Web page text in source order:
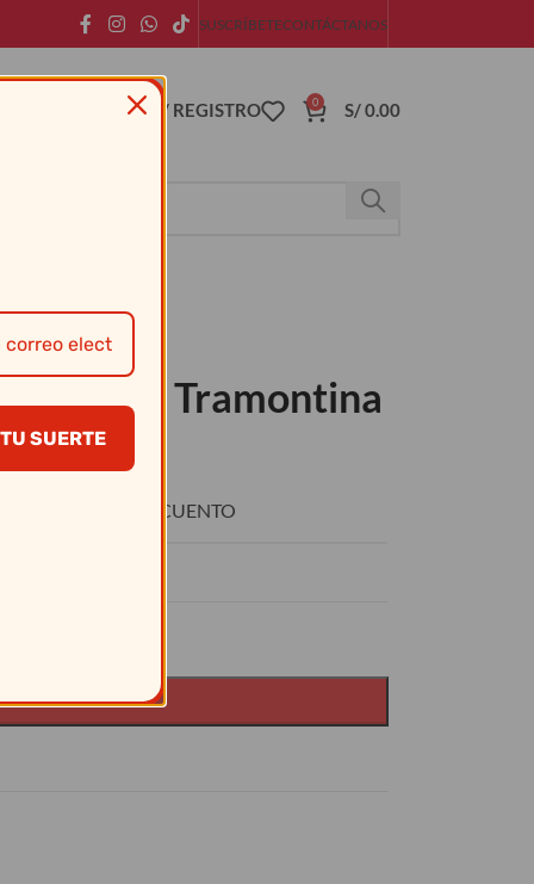
SUSCRÍBETECONTÁCTANOS
ACCESO / REGISTRO 0 S/0.00
Lt Rojo – Tramontina
DESCUENTO
AL CARRITO
SUERTE